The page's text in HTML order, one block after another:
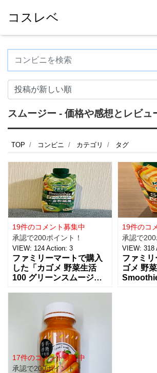
コスレベ
スムージー - 価格や感想とレビュ
TOP コンビニ カテゴリ タグ
19件のコメント募集中
承認で200ポイント！
VIEW: 124 Action: 3
ファミリーマートで購入
した「カゴメ 野菜生活
100 グリーンスムージ
に食欲がない日でも、こ
19件のコ
承認で200
VIEW: 318
ファミ
ゴメ 野
17件のコメント募集中
承認で200ポイント！